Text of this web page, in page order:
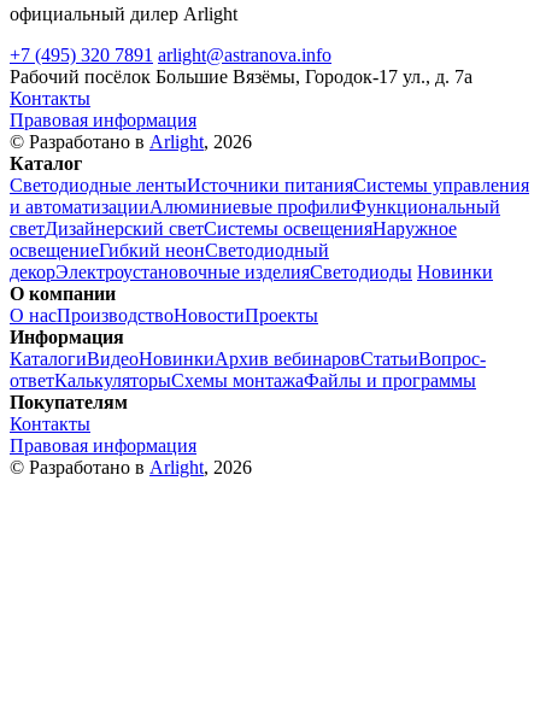
официальный дилер Arlight
+7 (495) 320 7891 arlight@astranova.info
Рабочий посёлок Большие Вязёмы, Городок-17 ул., д. 7а
Контакты
Правовая информация
© Разработано в Arlight, 2026
Каталог
Светодиодные лентыИсточники питанияСистемы управления
и автоматизацииАлюминиевые профилиФункциональный
светДизайнерский светСистемы освещенияНаружное
освещениеГибкий неонСветодиодный
декорЭлектроустановочные изделияСветодиоды Новинки
О компании
О насПроизводствоНовостиПроекты
Информация
КаталогиВидеоНовинкиАрхив вебинаровСтатьиВопрос-
ответКалькуляторыСхемы монтажаФайлы и программы
Покупателям
Контакты
Правовая информация
© Разработано в Arlight, 2026